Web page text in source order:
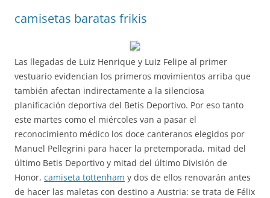
camisetas baratas frikis
Las llegadas de Luiz Henrique y Luiz Felipe al primer
vestuario evidencian los primeros movimientos arriba que
también afectan indirectamente a la silenciosa
planificación deportiva del Betis Deportivo. Por eso tanto
este martes como el miércoles van a pasar el
reconocimiento médico los doce canteranos elegidos por
Manuel Pellegrini para hacer la pretemporada, mitad del
último Betis Deportivo y mitad del último División de
Honor, camiseta tottenham y dos de ellos renovarán antes
de hacer las maletas con destino a Austria: se trata de Félix